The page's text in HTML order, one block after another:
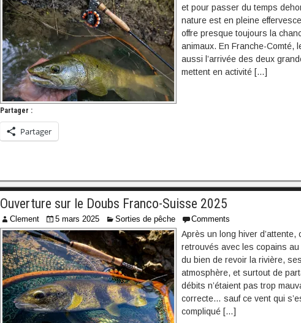
et pour passer du temps
nature est en pleine
offre presque toujours la
animaux. En Franche-Comté,
aussi l’arrivée des deux
mettent en activité […]
Partager :
Partager
Ouverture sur le Doubs Franco-Suisse 2025
Clement 5 mars 2025 Sorties de pêche Comments
Après un long hiver d’attente,
retrouvés avec les copains
du bien de revoir la rivière,
atmosphère, et surtout de
débits n’étaient pas trop
correcte… sauf ce vent qui
compliqué […]